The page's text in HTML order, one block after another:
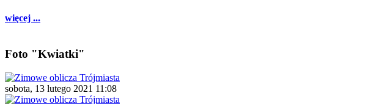
więcej ...
Foto "Kwiatki"
sobota, 13 lutego 2021 11:08